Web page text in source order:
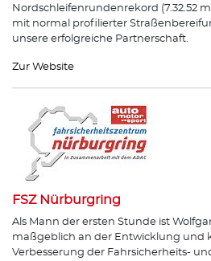
Nordschleifenrundenrekord (7.32.52
mit normal profilierter
unsere erfolgreiche Partnerschaft.
Zur Website
FSZ Nürburgring
Als Mann der ersten Stunde ist
maßgeblich an der Entwicklung und
Verbesserung der Fahrsicherheits-